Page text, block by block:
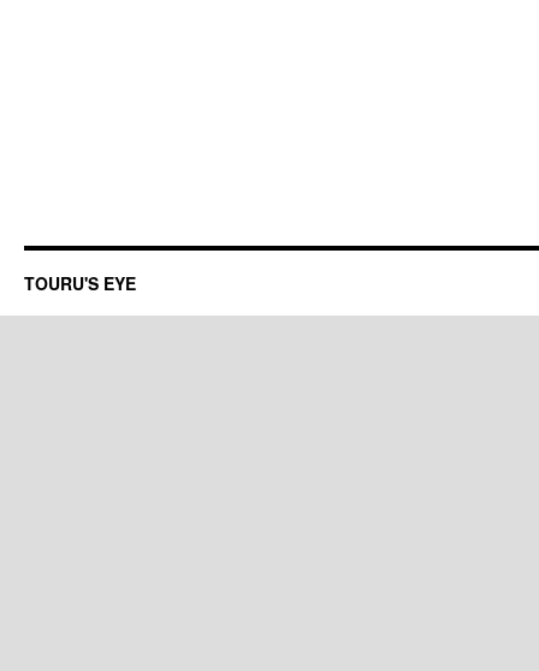
TOURU'S EYE